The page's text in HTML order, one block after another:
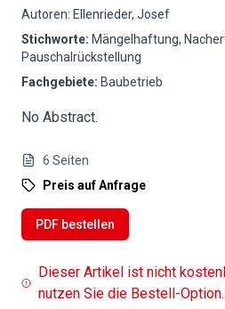
Autoren: Ellenrieder, Josef
Stichworte: Mängelhaftung,
Pauschalrückstellung
Fachgebiete: Baubetrieb
No Abstract.
6 Seiten
Preis auf Anfrage
PDF bestellen
Dieser Artikel ist nicht
nutzen Sie die Bestell-Option.